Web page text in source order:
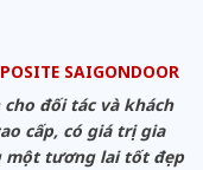
SAIGONDOOR
cho đối tác và khách
cấp, có giá trị gia
một tương lai tốt đẹp